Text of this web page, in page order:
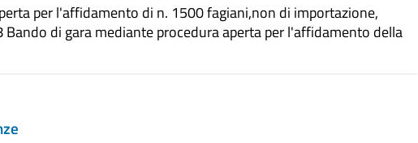
per l'affidamento di n. 1500 fagiani,non di importazione,
di gara mediante procedura aperta per l'affidamento della